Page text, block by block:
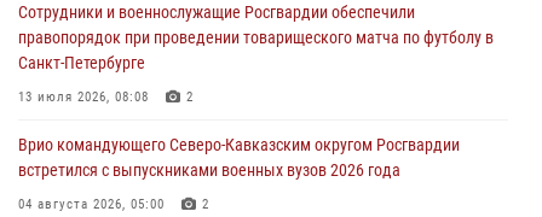
10 августа 2026, 13:00
В Ленобласти сотрудники Росгвардии и полиции задержали
разыскиваемого опасного рецидивиста, подозреваемого в
10 августа 2026, 12:38 1
Сотрудники Росгвардии провели оперативно-профилактическое
Сотрудники и военнослужащие Росгвардии обеспечили
правопорядок при проведении товарищеского матча по футболу в
Санкт-Петербурге
13 июля 2026, 08:08 2
Врио командующего Северо-Кавказским округом Росгвардии
встретился с выпускниками военных вузов 2026 года
04 августа 2026, 05:00 2